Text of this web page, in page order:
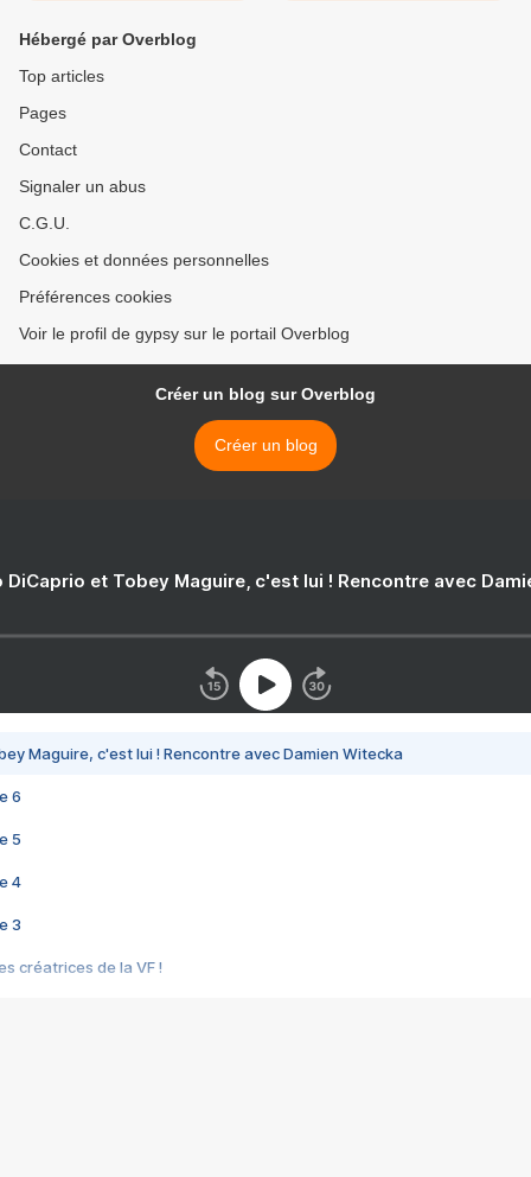
Hébergé par Overblog
Top articles
Pages
Contact
Signaler un abus
C.G.U.
Cookies et données personnelles
Préférences cookies
Voir le profil de gypsy sur le portail Overblog
Créer un blog sur Overblog
Créer un blog
DiCaprio et Tobey Maguire, c'est lui ! Rencontre avec
Maguire, c'est lui ! Rencontre avec Damien Witecka
6
5
4
3
créatrices de la VF !